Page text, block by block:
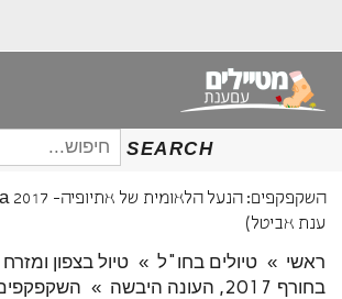
SEARCH
חיפוש
עבור:
ענת אביטל)
ראשי » טיולים בחו"ל » טיול בצפון
בחורף 2017, העונה היבשה
»